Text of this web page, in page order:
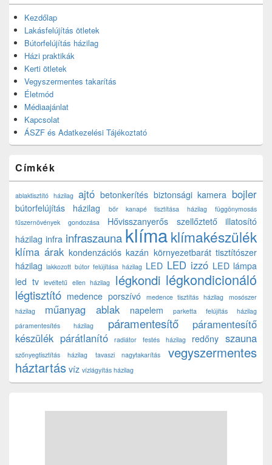
Kezdőlap
Lakásfelújítás ötletek
Bútorfelújítás házilag
Házi praktikák
Kerti ötletek
Vegyszermentes takarítás
Életmód
Médiaajánlat
Kapcsolat
ÁSZF és Adatkezelési Tájékoztató
Címkék
ablaktisztító házilag ajtó betonkerítés biztonsági kamera bojler
bútorfelújítás házilag bőr kanapé tisztítása házilag
függönymosás
fűszernövények gondozása
Hővisszanyerős szellőztető
illatosító
házilag infra infraszauna klímaklímakészülék
klíma árak kondenzációs kazán környezetbarát tisztítószer
házilag lakkozott bútor felújítása házilag LED LED izzó LED lámpa
led tv levéltetű ellen házilag légkondi légkondicionáló
légtisztító medence porszívó medence tisztítás házilag
mosószer
házilag
műanyag ablak napelem
parketta felújítás házilag
páramentesítés házilag
páramentesítő
páramentesítő
készülék párátlanító radiátor festés házilag redőny szauna
szőnyegtisztítás házilag tavaszi nagytakarítás
vegyszermentes
háztartás víz vízlágyítás házilag